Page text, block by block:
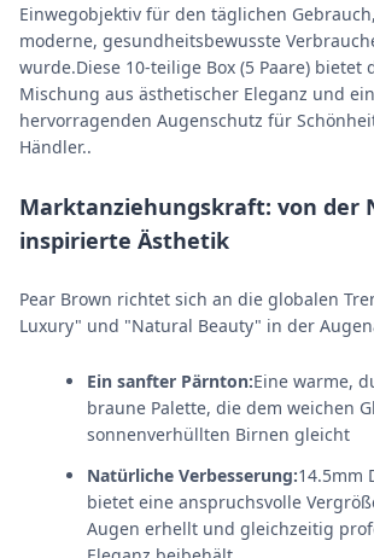
Einwegobjektiv für den täglichen
moderne, gesundheitsbewusste
wurde.Diese 10-teilige Box (5 Paare) bietet
Mischung aus ästhetischer Eleganz und
hervorragenden Augenschutz für
Händler..
Marktanziehungskraft: von der
inspirierte Ästhetik
Pear Brown richtet sich an die globalen
Luxury" und "Natural Beauty" in der
Ein sanfter Pärnton:Eine warme,
braune Palette, die dem weichen
sonnenverhüllten Birnen gleicht
Natürliche Verbesserung:14.5mm
bietet eine anspruchsvolle
Augen erhellt und gleichzeitig